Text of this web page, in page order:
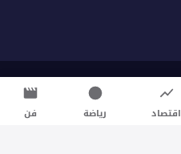
شروط الاستخدام
اقتصاد رياضة فن